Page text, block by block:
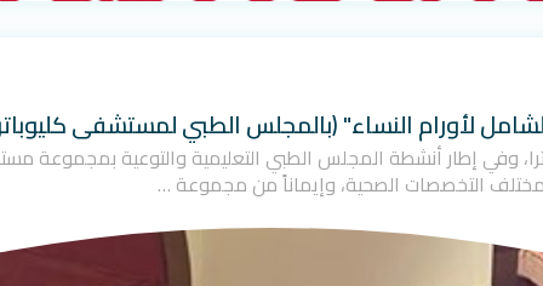
لأورام النساء" (بالمجلس الطبي لمستشفى
وفي إطار أنشطة المجلس الطبي التعليمية والتوعية بمجموعة
التخصصات الصحية، وإيماناً من مجموعة …